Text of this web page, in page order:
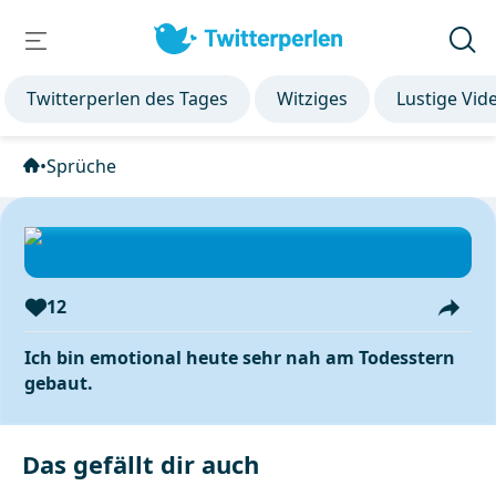
Twitterperlen des Tages Witziges Lustige
•Sprüche
12
Ich bin emotional heute sehr nah am Todesstern
gebaut.
Das gefällt dir auch